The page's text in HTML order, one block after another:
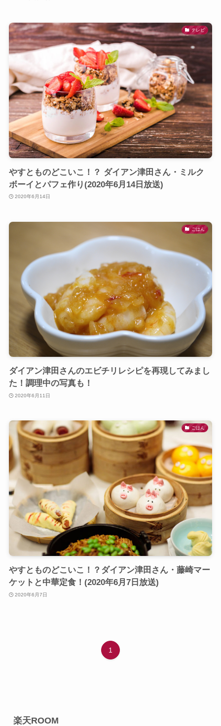
テレビ
やすとものどこいこ！？ ダイアン津田さん・ミルク
ボーイとパフェ作り(2020年6月14日放送)
2020年6月14日
ごはん
ダイアン津田さんのエビチリレシピを再現してみまし
た！調理中の写真も！
2020年6月11日
ごはん
やすとものどこいこ！？ダイアン津田さん・藤崎マー
ケットと中華定食！(2020年6月7日放送)
2020年6月7日
1
楽天ROOM